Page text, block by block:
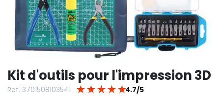
Kit d'outils pour l'impression 3D
Ref. 3701508103541 ★ ★ ★ ★ ★4.7/5